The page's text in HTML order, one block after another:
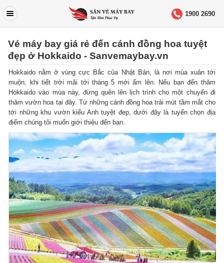
1900 2690
Vé máy bay giá rẻ đến cánh đồng hoa tuyệt
đẹp ở Hokkaido - Sanvemaybay.vn
Hokkaido nằm ở vùng cực Bắc của Nhật Bản, là nơi mùa xuân tới
muộn, khi tiết trời mãi tới tháng 5 mới ấm lên. Nếu bạn đến thăm
Hokkaido vào mùa này, đừng quên lên lịch trình cho một chuyến đi
thăm vườn hoa tại đây. Từ những cánh đồng hoa trải mút tầm mắt cho
tới những khu vườn kiểu Anh tuyệt đẹp, dưới đây là tuyển chọn địa
điểm chúng tôi muốn giới thiệu đến bạn.